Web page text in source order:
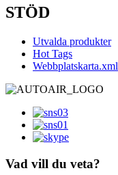
STÖD
Utvalda produkter
Hot Tags
Webbplatskarta.xml
Vad vill du veta?